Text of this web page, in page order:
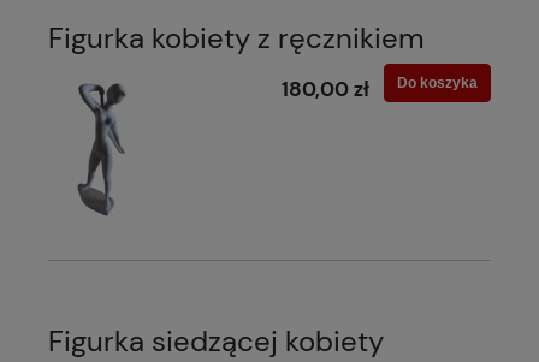
Figurka kobiety z ręcznikiem
180,00 zł Do koszyka
Figurka siedzącej kobiety